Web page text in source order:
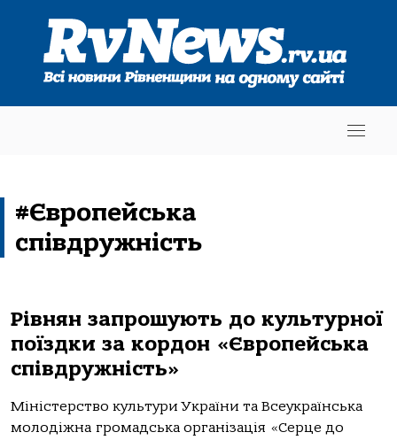
#Європейська
співдружність
Рівнян запрошують до культурної
поїздки за кордон «Європейська
співдружність»
Міністерство культури України та Всеукраїнська
молодіжна громадська організація «Серце до